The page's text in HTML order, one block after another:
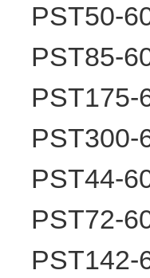
PST50-
PST85-
PST44-
PST72-
PST142-